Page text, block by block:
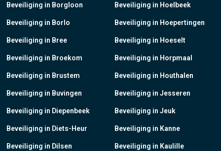
Beveiliging in Borgloon
Beveiliging in Borlo
Beveiliging in Bree
Beveiliging in Broekom
Beveiliging in Brustem
Beveiliging in Buvingen
Beveiliging in Diepenbeek
Beveiliging in Diets-Heur
Beveiliging in Dilsen
Beveiliging in Hoelbeek
Beveiliging in Hoepertingen
Beveiliging in Hoeselt
Beveiliging in Horpmaal
Beveiliging in Houthalen
Beveiliging in Jesseren
Beveiliging in Jeuk
Beveiliging in Kanne
Beveiliging in Kaulille